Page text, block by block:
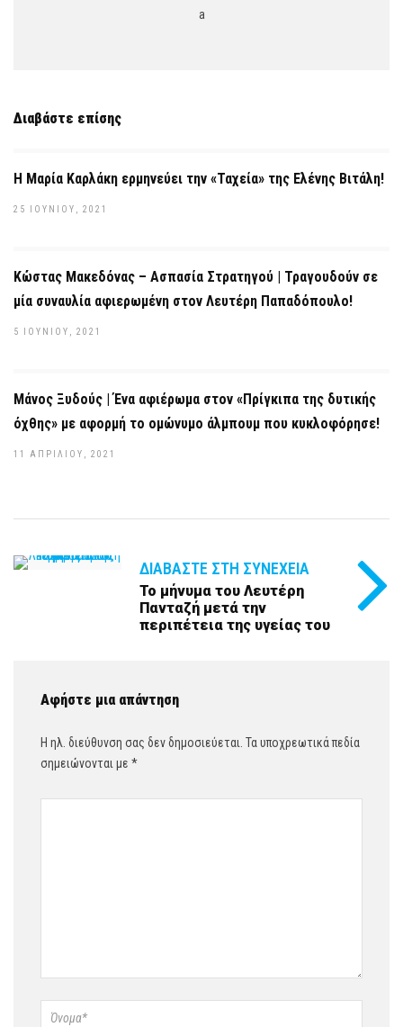
a
Διαβάστε επίσης
Η Μαρία Καρλάκη ερμηνεύει την «Ταχεία» της Ελένης Βιτάλη!
25 ΙΟΥΝΊΟΥ, 2021
Κώστας Μακεδόνας – Ασπασία Στρατηγού | Τραγουδούν σε
μία συναυλία αφιερωμένη στον Λευτέρη Παπαδόπουλο!
5 ΙΟΥΝΊΟΥ, 2021
Μάνος Ξυδούς | Ένα αφιέρωμα στον «Πρίγκιπα της δυτικής
όχθης» με αφορμή το ομώνυμο άλμπουμ που κυκλοφόρησε!
11 ΑΠΡΙΛΊΟΥ, 2021
ΔΙΑΒΆΣΤΕ ΣΤΗ ΣΥΝΈΧΕΙΑ
Το μήνυμα του Λευτέρη
Πανταζή μετά την
περιπέτεια της υγείας του
Αφήστε μια απάντηση
Η ηλ. διεύθυνση σας δεν δημοσιεύεται. Τα υποχρεωτικά πεδία
σημειώνονται με *